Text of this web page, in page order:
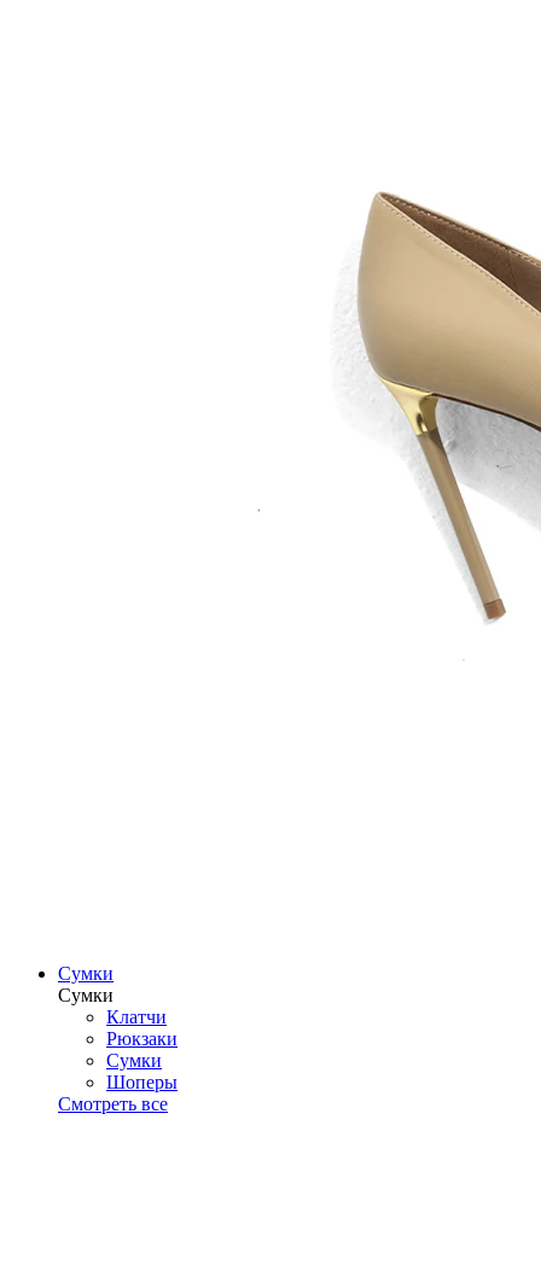
Сумки
Сумки
Клатчи
Рюкзаки
Сумки
Шоперы
Смотреть все